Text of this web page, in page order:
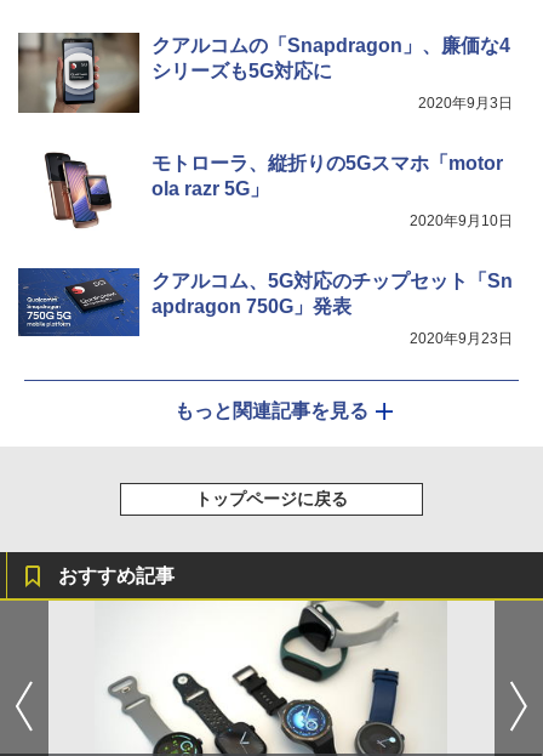
クアルコムの「Snapdragon」、廉価な4
シリーズも5G対応に
2020年9月3日
モトローラ、縦折りの5Gスマホ「motor
ola razr 5G」
2020年9月10日
クアルコム、5G対応のチップセット「Sn
apdragon 750G」発表
2020年9月23日
もっと関連記事を見る
トップページに戻る
おすすめ記事